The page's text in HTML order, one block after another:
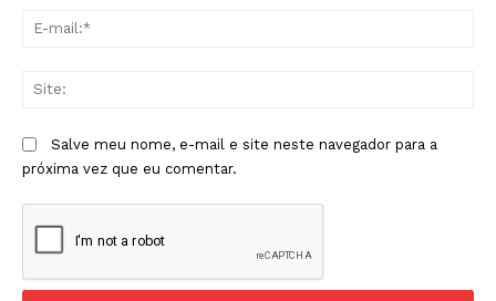
Salve meu nome, e-mail e site neste navegador para a
próxima vez que eu comentar.